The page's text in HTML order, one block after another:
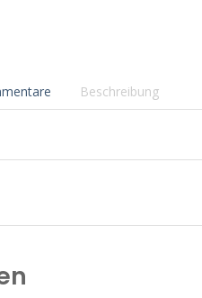
Beschreibung